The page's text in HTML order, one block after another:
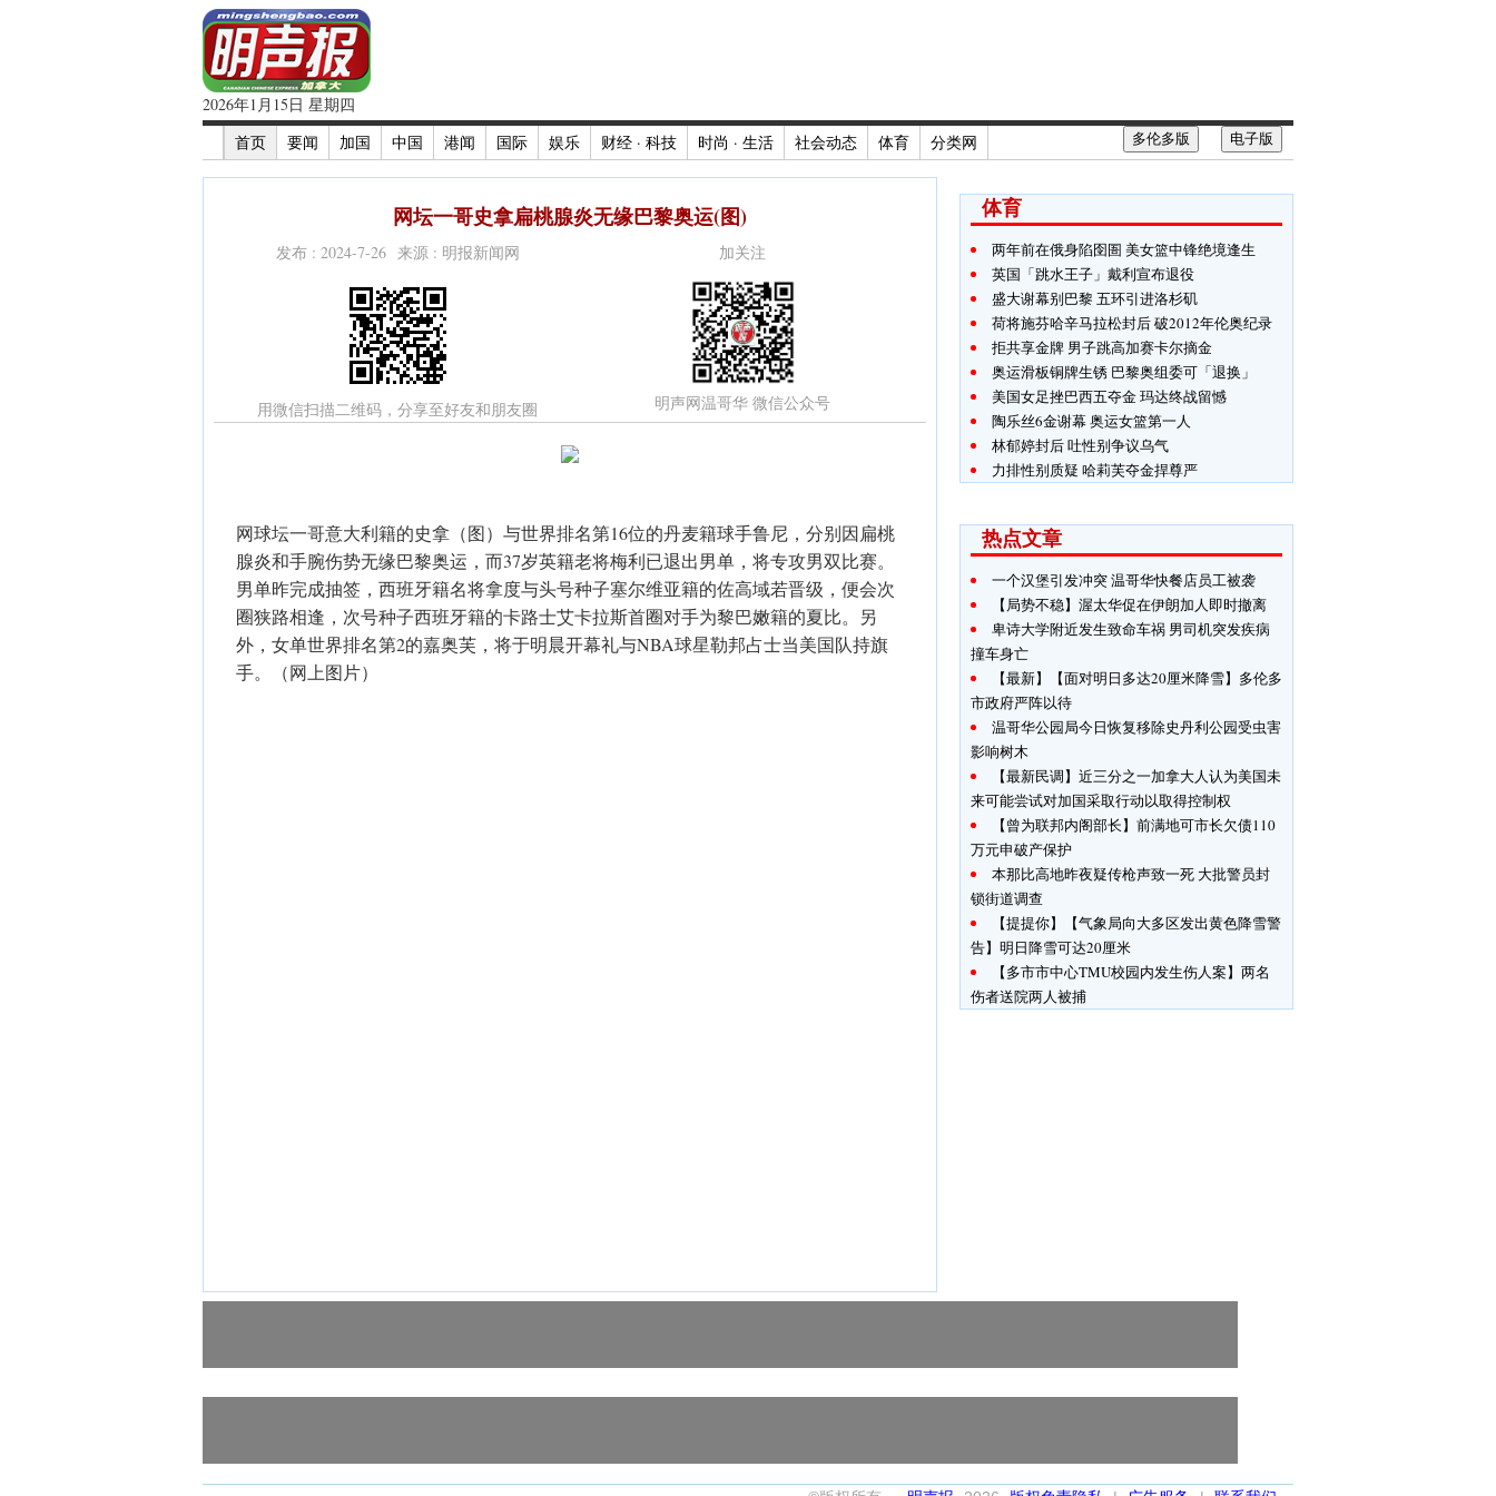
2026年1月15日 星期四
首页
要闻 加国 中国 港闻 国际 娱乐 财经 · 科技 时尚 · 生活 社会动态 体育 分类网 电子版
多伦多版
网坛一哥史拿扁桃腺炎无缘巴黎奥运(图)
发布 : 2024-7-26 来源 : 明报新闻网
用微信扫描二维码，分享至好友和朋友圈
加关注
明声网温哥华 微信公众号
网球坛一哥意大利籍的史拿（图）与世界排名第16位的丹麦籍球手鲁尼，分别因扁桃
腺炎和手腕伤势无缘巴黎奥运，而37岁英籍老将梅利已退出男单，将专攻男双比赛。
男单昨完成抽签，西班牙籍名将拿度与头号种子塞尔维亚籍的佐高域若晋级，便会次
圈狭路相逢，次号种子西班牙籍的卡路士艾卡拉斯首圈对手为黎巴嫩籍的夏比。另
外，女单世界排名第2的嘉奥芙，将于明晨开幕礼与NBA球星勒邦占士当美国队持旗
手。（网上图片）
体育
两年前在俄身陷囹圄 美女篮中锋绝境逢生
英国「跳水王子」戴利宣布退役
盛大谢幕别巴黎 五环引进洛杉矶
荷将施芬哈辛马拉松封后 破2012年伦奥纪录
拒共享金牌 男子跳高加赛卡尔摘金
奥运滑板铜牌生锈 巴黎奥组委可「退换」
美国女足挫巴西五夺金 玛达终战留憾
陶乐丝6金谢幕 奥运女篮第一人
林郁婷封后 吐性别争议乌气
力排性别质疑 哈莉芙夺金捍尊严
热点文章
一个汉堡引发冲突 温哥华快餐店员工被袭
【局势不稳】渥太华促在伊朗加人即时撤离
卑诗大学附近发生致命车祸 男司机突发疾病
撞车身亡
【最新】【面对明日多达20厘米降雪】多伦多
市政府严阵以待
温哥华公园局今日恢复移除史丹利公园受虫害
影响树木
【最新民调】近三分之一加拿大人认为美国未
来可能尝试对加国采取行动以取得控制权
【曾为联邦内阁部长】前满地可市长欠债110
万元申破产保护
本那比高地昨夜疑传枪声致一死 大批警员封
锁街道调查
【提提你】【气象局向大多区发出黄色降雪警
告】明日降雪可达20厘米
【多市市中心TMU校园内发生伤人案】两名
伤者送院两人被捕